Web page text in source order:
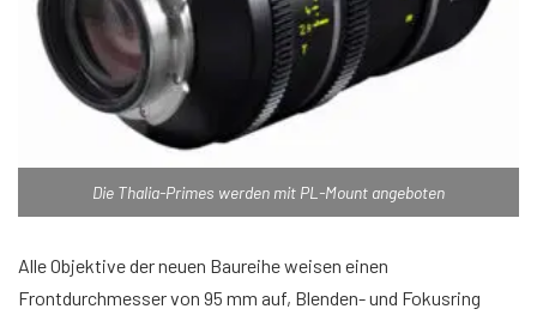
Die Thalia-Primes werden mit PL-Mount angeboten
Alle Objektive der neuen Baureihe weisen einen
Frontdurchmesser von 95 mm auf, Blenden- und Fokusring